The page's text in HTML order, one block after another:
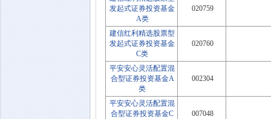
发起式证券投资基金
A类
020759
建信红利精选股票型
发起式证券投资基金
C类
020760
平安安心灵活配置混
合型证券投资基金A
类
002304
平安安心灵活配置混
合型证券投资基金C
007048